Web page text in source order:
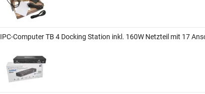
IPC-Computer TB 4 Docking Station inkl. 160W Netzteil mit 17